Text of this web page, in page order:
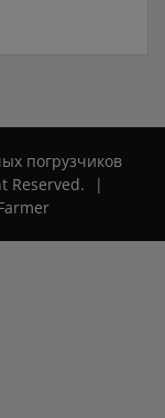
погрузчиков
Reserved.
|